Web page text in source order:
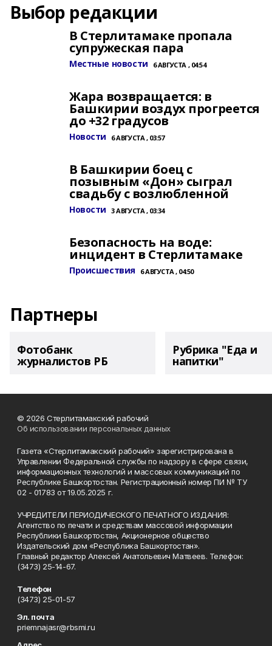
Выбор редакции
В Стерлитамаке пропала
супружеская пара
Местные новости 6 АВГУСТА , 04:54
Жара возвращается: в
Башкирии воздух прогреется
до +32 градусов
Новости 6 АВГУСТА , 03:57
В Башкирии боец с
позывным «Дон» сыграл
свадьбу с возлюбленной
Новости 3 АВГУСТА , 03:34
Безопасность на воде:
инцидент в Стерлитамаке
Происшествия 6 АВГУСТА , 04:50
Партнеры
Фотобанк
журналистов РБ
Рубрика "Еда и
напитки"
© 2026 Стерлитамакский рабочий
Об использовании персональных данных
Газета «Стерлитамакский рабочий» зарегистрирована в
Управлении Федеральной службы по надзору в сфере связи,
информационных технологий и массовых коммуникаций по
Республике Башкортостан. Регистрационный номер ПИ № ТУ
02 - 01783 от 19.05.2025 г.
УЧРЕДИТЕЛИ ПЕРИОДИЧЕСКОГО ПЕЧАТНОГО ИЗДАНИЯ:
Агентство по печати и средствам массовой информации
Республики Башкортостан, Акционерное общество
Издательский дом «Республика Башкортостан».
Главный редактор Алексей Анатольевич Матвеев. Телефон:
(3473) 25-14-67.
Телефон
(3473) 25-01-57
Эл. почта
priemnajasr@rbsmi.ru